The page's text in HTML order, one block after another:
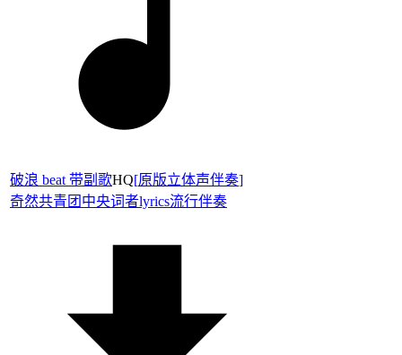
破浪 beat 带副歌HQ[原版立体声伴奏]
奇然共青团中央词者lyrics流行伴奏